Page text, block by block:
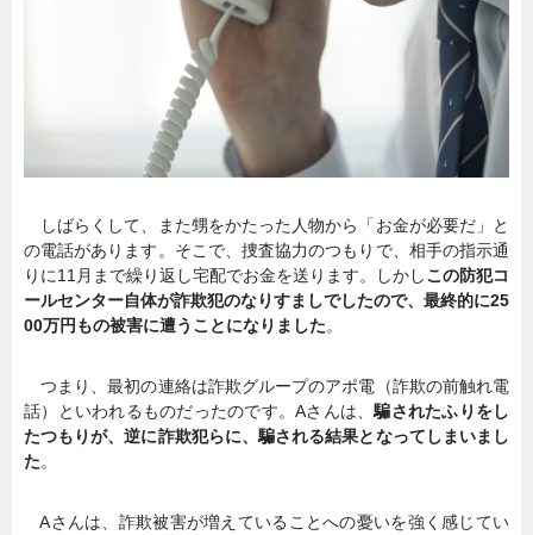
しばらくして、また甥をかたった人物から「お金が必要だ」と
の電話があります。そこで、捜査協力のつもりで、相手の指示通
りに11月まで繰り返し宅配でお金を送ります。しかしこの防犯コ
ールセンター自体が詐欺犯のなりすましでしたので、最終的に25
00万円もの被害に遭うことになりました。
つまり、最初の連絡は詐欺グループのアポ電（詐欺の前触れ電
話）といわれるものだったのです。Aさんは、騙されたふりをし
たつもりが、逆に詐欺犯らに、騙される結果となってしまいまし
た。
Aさんは、詐欺被害が増えていることへの憂いを強く感じてい